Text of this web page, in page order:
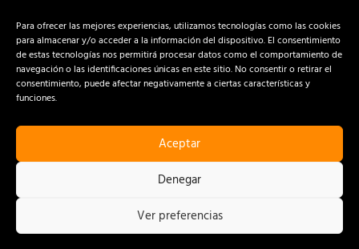
Para ofrecer las mejores experiencias, utilizamos tecnologías como las cookies
para almacenar y/o acceder a la información del dispositivo. El consentimiento
de estas tecnologías nos permitirá procesar datos como el comportamiento de
navegación o las identificaciones únicas en este sitio. No consentir o retirar el
consentimiento, puede afectar negativamente a ciertas características y
funciones.
Aceptar
Denegar
Ver preferencias
Read More »
CONTACTO
AVISO LEGAL
POLÍTICA DE COOKIES